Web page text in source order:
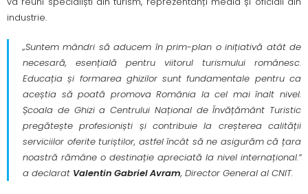
industrie.
„Suntem mândri să aducem în prim-plan o inițiativă atât de
necesară, esențială pentru viitorul turismului românesc.
Educația și formarea ghizilor sunt fundamentale pentru ca
aceștia să poată promova România la cel mai înalt nivel.
Școala de Ghizi a Centrului Național de Învățământ Turistic
pregătește profesioniști și contribuie la creșterea calității
serviciilor oferite turiștilor, astfel încât să ne asigurăm că țara
noastră rămâne o destinație apreciată la nivel internațional.”
a declarat Valentin Gabriel Avram, Director General al CNIT.